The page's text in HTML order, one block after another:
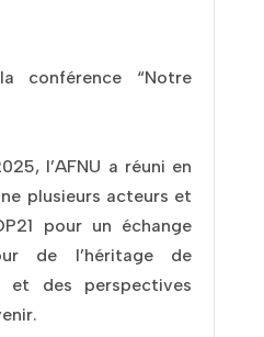
conférence “Notre
l’AFNU a réuni en
plusieurs acteurs et
pour un échange
de l’héritage de
et des perspectives